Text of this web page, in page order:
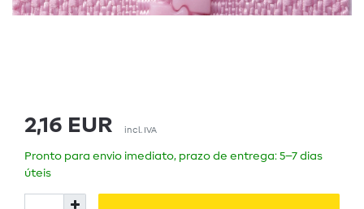
2,16 EUR incl. IVA
Pronto para envio imediato, prazo de entrega: 5–7 dias
úteis